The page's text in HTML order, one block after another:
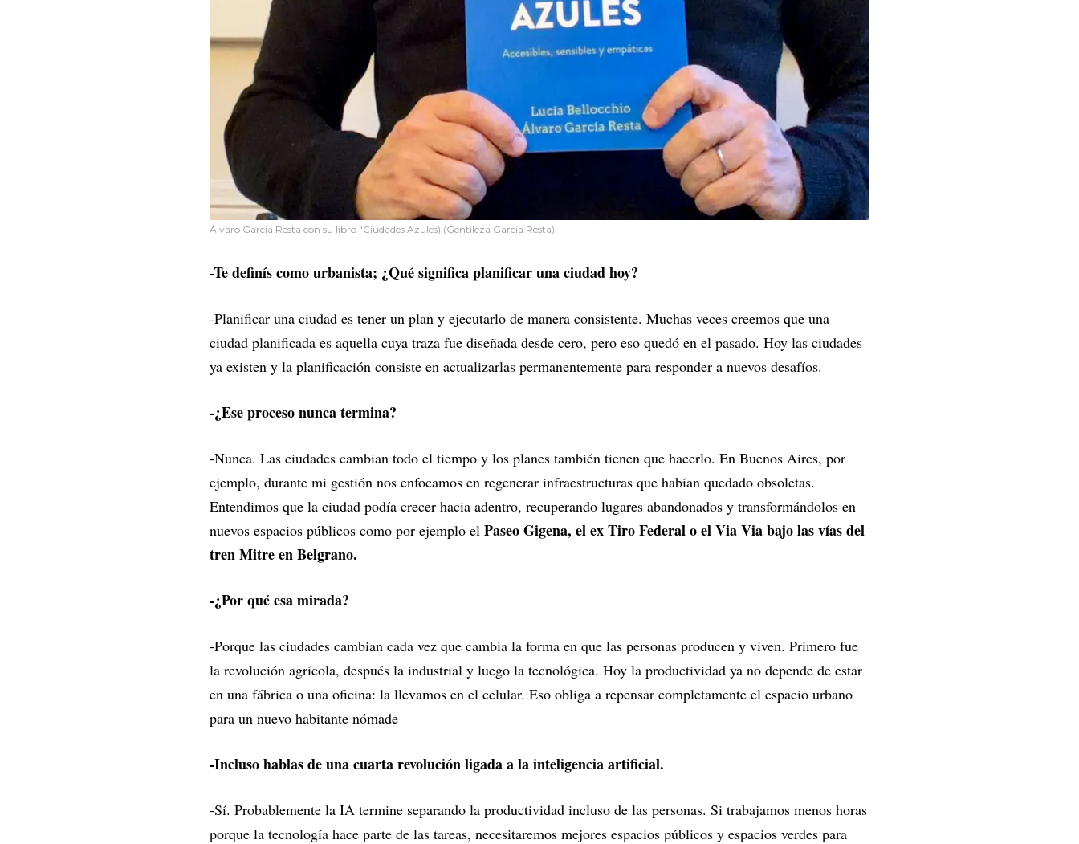
Álvaro García Resta con su libro "Ciudades Azules) (Gentileza Garcia Resta)
-Te definís como urbanista; ¿Qué significa planificar una ciudad hoy?
-Planificar una ciudad es tener un plan y ejecutarlo de manera consistente. Muchas veces creemos que una
ciudad planificada es aquella cuya traza fue diseñada desde cero, pero eso quedó en el pasado. Hoy las ciudades
ya existen y la planificación consiste en actualizarlas permanentemente para responder a nuevos desafíos.
-¿Ese proceso nunca termina?
-Nunca. Las ciudades cambian todo el tiempo y los planes también tienen que hacerlo. En Buenos Aires, por
ejemplo, durante mi gestión nos enfocamos en regenerar infraestructuras que habían quedado obsoletas.
Entendimos que la ciudad podía crecer hacia adentro, recuperando lugares abandonados y transformándolos en
nuevos espacios públicos como por ejemplo el Paseo Gigena, el ex Tiro Federal o el Via Via bajo las vías del
tren Mitre en Belgrano.
-¿Por qué esa mirada?
-Porque las ciudades cambian cada vez que cambia la forma en que las personas producen y viven. Primero fue
la revolución agrícola, después la industrial y luego la tecnológica. Hoy la productividad ya no depende de estar
en una fábrica o una oficina: la llevamos en el celular. Eso obliga a repensar completamente el espacio urbano
para un nuevo habitante nómade
-Incluso hablas de una cuarta revolución ligada a la inteligencia artificial.
-Sí. Probablemente la IA termine separando la productividad incluso de las personas. Si trabajamos menos horas
porque la tecnología hace parte de las tareas, necesitaremos mejores espacios públicos y espacios verdes para